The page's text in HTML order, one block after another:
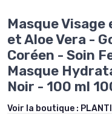
Masque
et Aloe Vera -
Coréen - Soin
Masque
Noir - 100 ml
Voir la boutique :